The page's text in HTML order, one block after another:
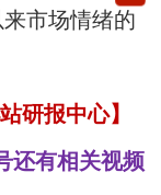
市场情绪的
研报中心】
还有相关视频